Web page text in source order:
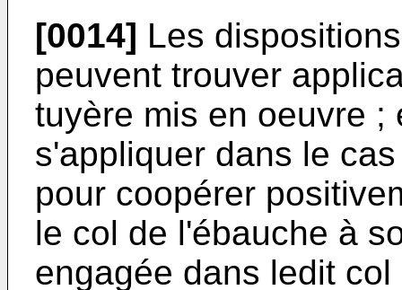
[0014] Les
peuvent trouver
tuyère mis en oeuvre
s'appliquer dans le
pour coopérer
le col de l'ébauche à
engagée dans ledit